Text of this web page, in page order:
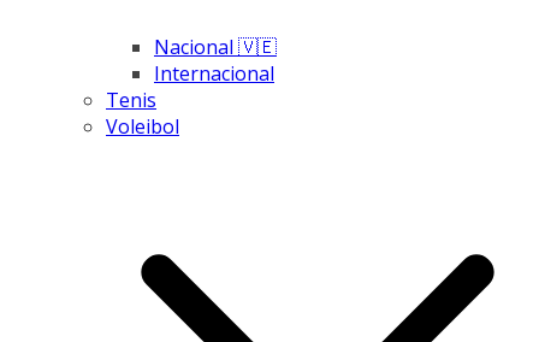
Nacional 🇻🇪
Internacional
Tenis
Voleibol